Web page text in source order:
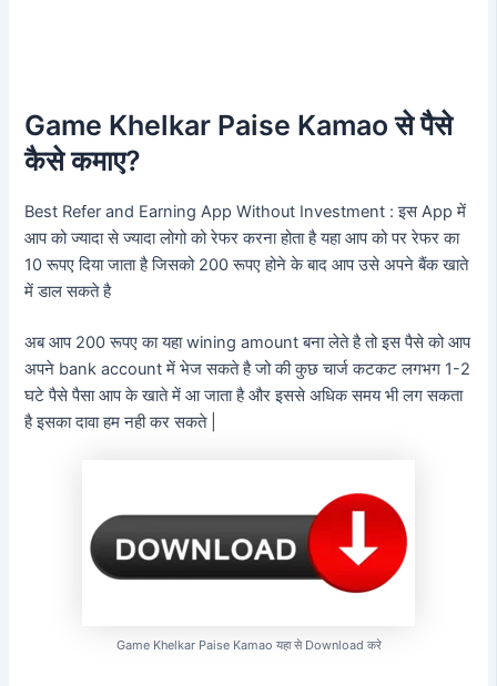
Game Khelkar Paise Kamao से पैसे
कैसे कमाए?
Best Refer and Earning App Without Investment : इस App में
आप को ज्यादा से ज्यादा लोगो को रेफर करना होता है यहा आप को पर रेफर का
10 रूपए दिया जाता है जिसको 200 रूपए होने के बाद आप उसे अपने बैंक खाते
में डाल सकते है
अब आप 200 रूपए का यहा wining amount बना लेते है तो इस पैसे को आप
अपने bank account में भेज सकते है जो की कुछ चार्ज कटकट लगभग 1-2
घटे पैसे पैसा आप के खाते में आ जाता है और इससे अधिक समय भी लग सकता
है इसका दावा हम नही कर सकते |
Game Khelkar Paise Kamao यहा से Download करे